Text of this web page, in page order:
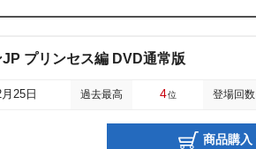
プリンセス編 DVD通常版
25日 過去最高 4位 登場回数
商品購入